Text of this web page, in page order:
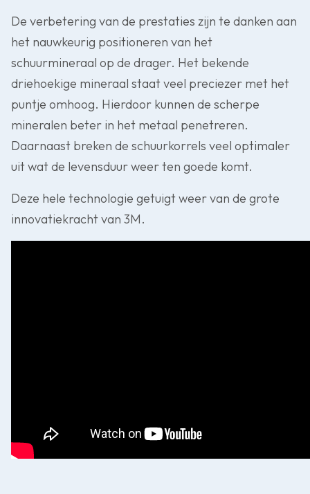
De verbetering van de prestaties zijn te danken aan
het nauwkeurig positioneren van het
schuurmineraal op de drager. Het bekende
driehoekige mineraal staat veel preciezer met het
puntje omhoog. Hierdoor kunnen de scherpe
mineralen beter in het metaal penetreren.
Daarnaast breken de schuurkorrels veel optimaler
uit wat de levensduur weer ten goede komt.
Deze hele technologie getuigt weer van de grote
innovatiekracht van 3M.